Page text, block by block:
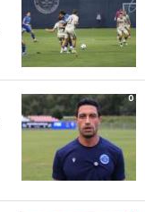
0